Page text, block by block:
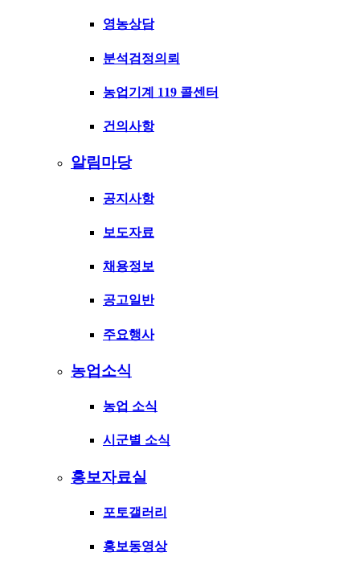
영농상담
분석검정의뢰
농업기계 119 콜센터
건의사항
알림마당
공지사항
보도자료
채용정보
공고일반
주요행사
농업소식
농업 소식
시군별 소식
홍보자료실
포토갤러리
홍보동영상